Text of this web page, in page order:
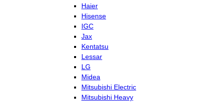
Haier
Hisense
IGC
Jax
Kentatsu
Lessar
LG
Midea
Mitsubishi Electric
Mitsubishi Heavy